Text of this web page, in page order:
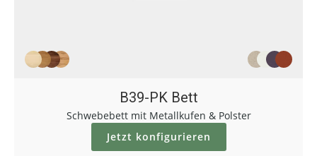
B39-PK Bett
Schwebebett mit Metallkufen & Polster
Jetzt konfigurieren